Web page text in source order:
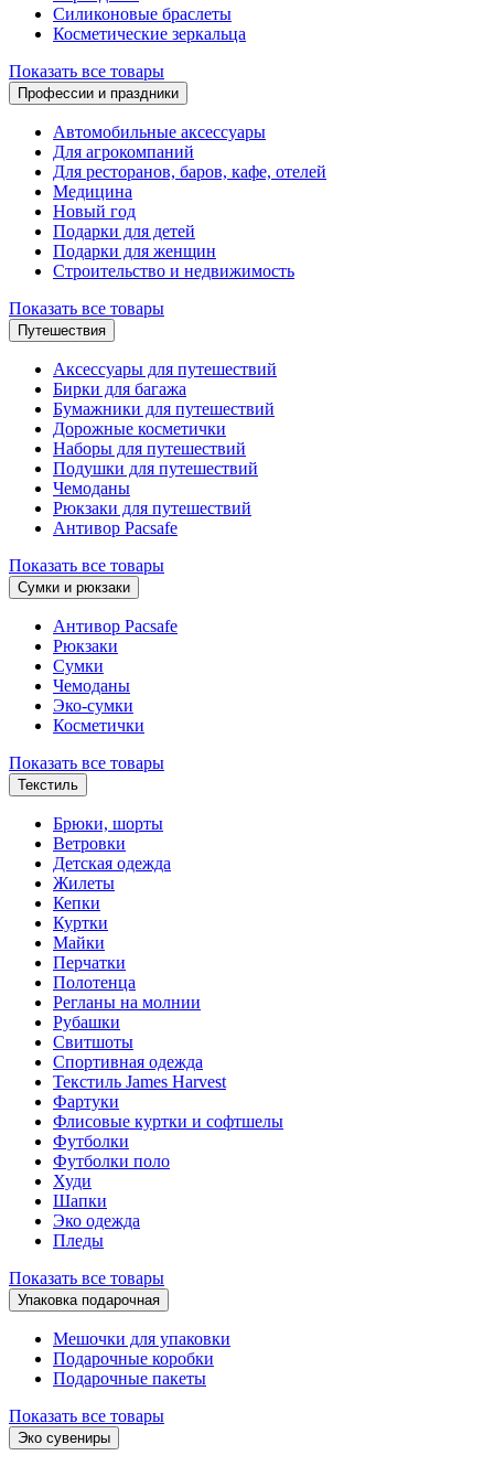
Силиконовые браслеты
Косметические зеркальца
Показать все товары
Профессии и праздники
Автомобильные аксессуары
Для агрокомпаний
Для ресторанов, баров, кафе, отелей
Медицина
Новый год
Подарки для детей
Подарки для женщин
Строительство и недвижимость
Показать все товары
Путешествия
Аксессуары для путешествий
Бирки для багажа
Бумажники для путешествий
Дорожные косметички
Наборы для путешествий
Подушки для путешествий
Чемоданы
Рюкзаки для путешествий
Антивор Pacsafe
Показать все товары
Сумки и рюкзаки
Антивор Pacsafe
Рюкзаки
Сумки
Чемоданы
Эко-сумки
Косметички
Показать все товары
Текстиль
Брюки, шорты
Ветровки
Детская одежда
Жилеты
Кепки
Куртки
Майки
Перчатки
Полотенца
Регланы на молнии
Рубашки
Свитшоты
Спортивная одежда
Текстиль James Harvest
Фартуки
Флисовые куртки и софтшелы
Футболки
Футболки поло
Худи
Шапки
Эко одежда
Пледы
Показать все товары
Упаковка подарочная
Мешочки для упаковки
Подарочные коробки
Подарочные пакеты
Показать все товары
Эко сувениры